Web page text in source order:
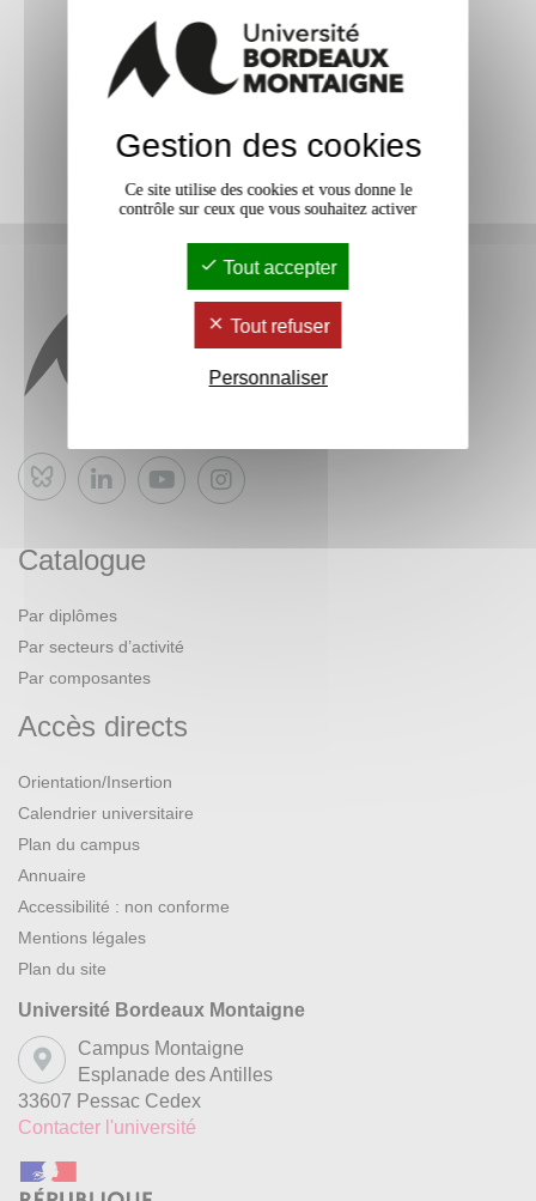
Bluesky
Catalogue
Par diplômes
Par secteurs d’activité
Par composantes
Accès directs
Orientation/Insertion
Calendrier universitaire
Plan du campus
Annuaire
Accessibilité : non conforme
Mentions légales
Plan du site
Université Bordeaux Montaigne
Campus Montaigne
Esplanade des Antilles
33607 Pessac Cedex
Contacter l'université
Gestion des cookies
Ce site utilise des cookies et vous donne le
contrôle sur ceux que vous souhaitez activer
Tout accepter
Tout refuser
Personnaliser